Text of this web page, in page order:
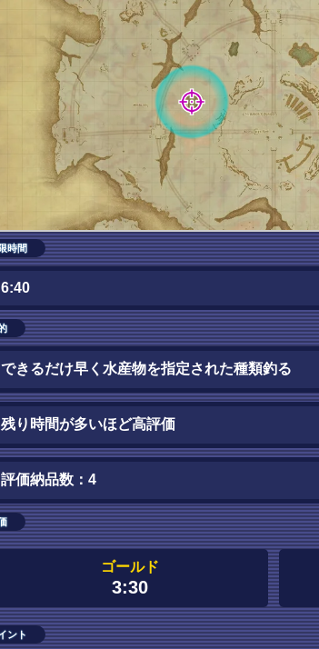
時間
6:40
できるだけ早く水産物を指定された種類釣る
残り時間が多いほど高評価
評価納品数：4
ゴールド
3:30
ント